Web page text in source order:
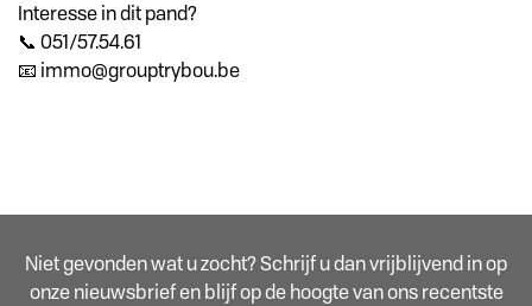
Interesse in dit pand?
📞 051/57.54.61
📧 immo@grouptrybou.be
Niet gevonden wat u zocht? Schrijf u dan vrijblijvend in op
onze nieuwsbrief en blijf op de hoogte van ons recentste